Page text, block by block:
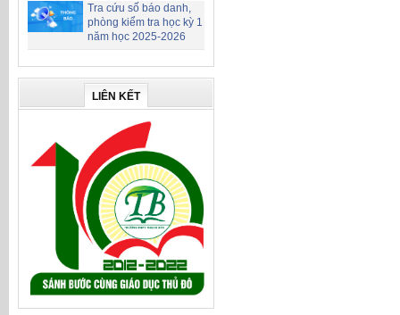
Tra cứu số báo danh,
phòng kiểm tra học kỳ 1
năm học 2025-2026
LIÊN KẾT